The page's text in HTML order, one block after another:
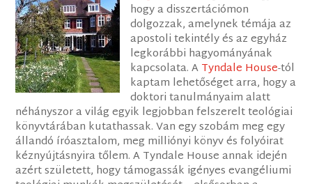
hogy a disszertációmon
dolgozzak, amelynek témája az
apostoli tekintély és az egyház
legkorábbi hagyományának
kapcsolata. ATyndale House-tól
kaptam lehetőséget arra, hogy a
doktori tanulmányaim alatt
néhányszor a világ egyik legjobban felszerelt teológiai
könyvtárában kutathassak. Van egy szobám meg egy
állandó íróasztalom, meg milliónyi könyv és folyóirat
kéznyújtásnyira tőlem. A Tyndale House annak idején
azért született, hogy támogassák igényes evangéliumi